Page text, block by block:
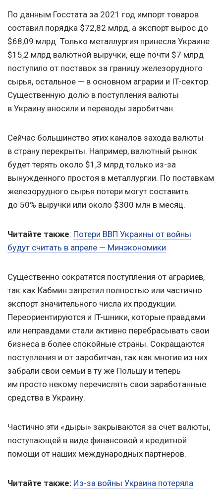
По данным Госстата за 2021 год импорт товаров
составил порядка $72,82 млрд, а экспорт вырос до
$68,09 млрд. Только металлургия принесла Украине
$15,2 млрд валютной выручки, еще почти $7 млрд
поступило от поставок за границу железорудного
сырья, остальное — в основном аграрии и IT-сектор.
Существенную долю в поступления валюты
в Украину вносили и переводы заробитчан.
Сейчас большинство этих каналов захода валюты
в страну перекрыты. Например, валютный рынок
будет терять около $1,3 млрд только из-за
вынужденного простоя в металлургии. По поставкам
железорудного сырья потери могут составить
до 50% выручки или около $300 млн в месяц.
Читайте также: Потери ВВП Украины от войны
будут считать в апреле — Минэкономики
Существенно сократятся поступления от аграриев,
так как Кабмин запретил полностью или частично
экспорт значительного числа их продукции.
Переориентируются и IT-шники, которые правдами
или неправдами стали активно перебрасывать свои
бизнеса в более спокойные страны. Сокращаются
поступления и от заробитчан, так как многие из них
забрали свои семьи в ту же Польшу и теперь
им просто некому перечислять свои заработанные
средства в Украину.
Частично эти «дыры» закрываются за счет валюты,
поступающей в виде финансовой и кредитной
помощи от наших международных партнеров.
Читайте также: Из-за войны Украина потеряла